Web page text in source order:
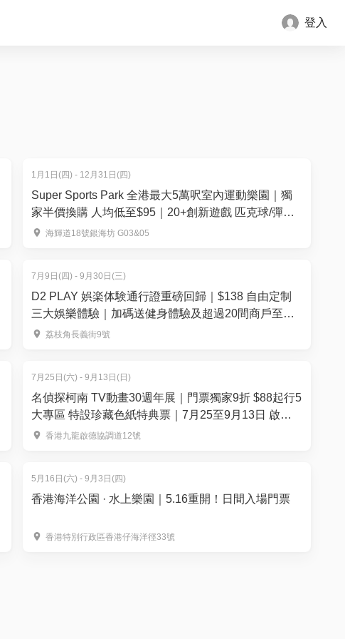
登入
1月1日(四) - 12月31日(四)
Super Sports Park 全港最大5萬呎室內運動樂園｜獨
家半價換購 人均低至$95｜20+創新遊戲 匹克球/彈床/
滑板海輝道18號銀海坊 G03&05
7月9日(四) - 9月30日(三)
D2 PLAY 娯楽体験通行證重磅回歸｜$138 自由定制
三大娛樂體驗｜加碼送健身體驗及超過20間商戶至抵
優惠｜荔枝角 D2 Place
荔枝角長義街9號
7月25日(六) - 9月13日(日)
名偵探柯南 TV動畫30週年展｜門票獨家9折 $88起行5
大專區 特設珍藏色紙特典票｜7月25至9月13日 啟德
雙子滙
香港九龍啟德協調道12號
5月16日(六) - 9月3日(四)
香港海洋公園 · 水上樂園｜5.16重開！日間入場門票
香港特別行政區香港仔海洋徑33號